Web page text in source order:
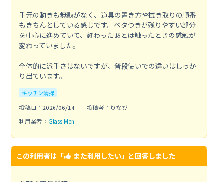
手元の動きも無駄がなく、道具の置き方や拭き取りの順番
もきちんとしている感じです。ベタつきが残りやすい部分
を中心に進めていて、終わったあとは触ったときの感触が
変わっていました。
全体的に派手さはないですが、普段使いでの違いはしっか
り出ています。
キッチン清掃
投稿日：2026/06/14
投稿者：りなぴ
利用業者： Glass Men
この利用者は「 また利用したい」と回答しました